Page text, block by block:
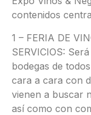
contenidos
1 – FERIA DE
SERVICIOS:
bodegas de
cara a cara con
vienen a buscar
así como con